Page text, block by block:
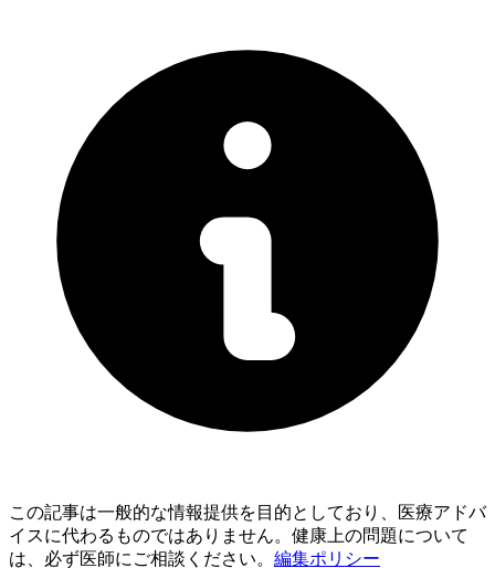
この記事は一般的な情報提供を目的としており、医療アドバ
イスに代わるものではありません。健康上の問題について
は、必ず医師にご相談ください。 編集ポリシー